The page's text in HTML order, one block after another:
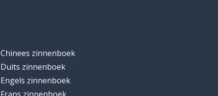
Chinees zinnenboek
Duits zinnenboek
Engels zinnenboek